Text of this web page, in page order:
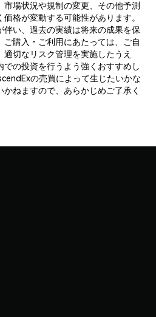
場状況や規制の変更、その他予測
格が変動する可能性があります。
い、過去の実績は将来の成果を保
購入・ご利用にあたっては、ご自
切なリスク管理を実施したうえ
の投資を行うよう強くおすすめし
の売買によって生じたいかな
ねますので、あらかじめご了承く